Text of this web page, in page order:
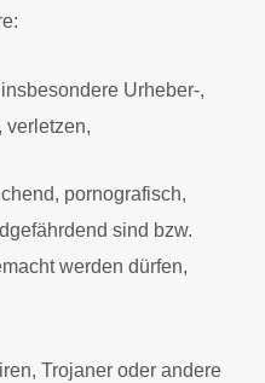
Urheber-,
verletzen,
pornografisch,
sind bzw.
werden dürfen,
Trojaner oder andere